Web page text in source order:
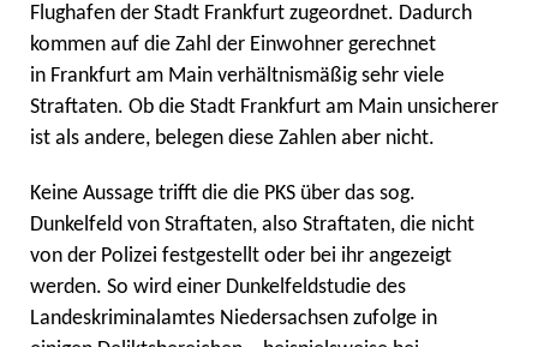
Flughafen der Stadt Frankfurt zugeordnet. Dadurch
kommen auf die Zahl der Einwohner gerechnet
in Frankfurt am Main verhältnismäßig sehr viele
Straftaten. Ob die Stadt Frankfurt am Main unsicherer
ist als andere, belegen diese Zahlen aber nicht.
Keine Aussage trifft die die PKS über das sog.
Dunkelfeld von Straftaten, also Straftaten, die nicht
von der Polizei festgestellt oder bei ihr angezeigt
werden. So wird einer Dunkelfeldstudie des
Landeskriminalamtes Niedersachsen zufolge in